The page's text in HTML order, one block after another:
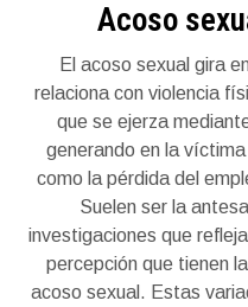
Acoso
El acoso sexual gira
relaciona con violencia
que se ejerza
generando en la
como la pérdida del
Suelen ser la
investigaciones que
percepción que tienen
acoso sexual. Estas